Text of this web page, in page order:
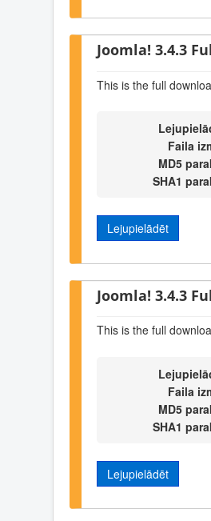
Joomla! 3.4.3
This is the full
Faila
MD5
SHA1
Lejupielādēt
Joomla! 3.4.3
This is the full
Faila
MD5
SHA1
Lejupielādēt